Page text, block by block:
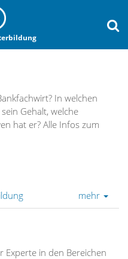
In welchen
Gehalt, welche
hat er? Alle Infos zum
mehr
Experte in den Bereichen